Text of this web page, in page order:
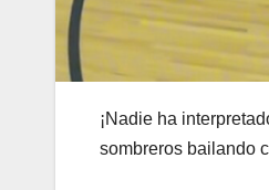
¡Nadie ha
sombreros bailando